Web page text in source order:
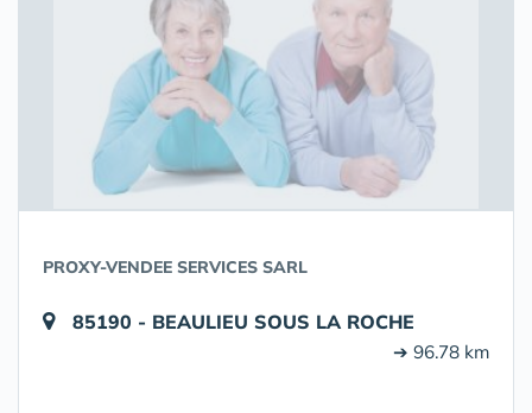
PROXY-VENDEE SERVICES SARL
85190 - BEAULIEU SOUS LA ROCHE
➔ 96.78 km